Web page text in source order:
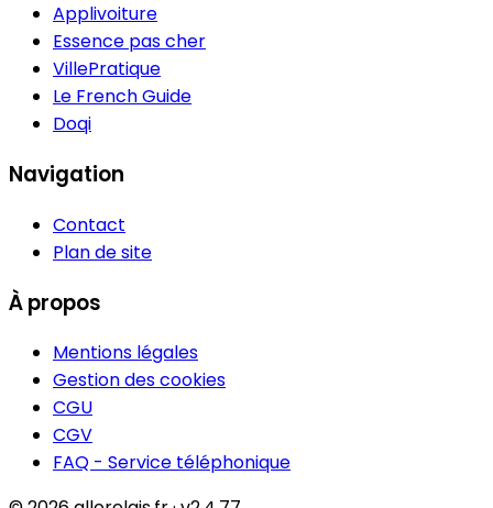
Applivoiture
Essence pas cher
VillePratique
Le French Guide
Doqi
Navigation
Contact
Plan de site
À propos
Mentions légales
Gestion des cookies
CGU
CGV
FAQ - Service téléphonique